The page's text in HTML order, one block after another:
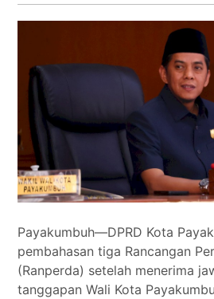
Olahraga
Opini
Payakumbuh—DPRD Kota
pembahasan tiga Rancangan
(Ranperda) setelah menerima
tanggapan Wali Kota